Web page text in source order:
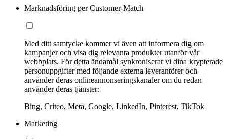
Marknadsföring per Customer-Match
Med ditt samtycke kommer vi även att informera dig om
kampanjer och visa dig relevanta produkter utanför vår
webbplats. För detta ändamål synkroniserar vi dina krypterade
personuppgifter med följande externa leverantörer och
använder deras onlineannonseringskanaler om du redan
använder deras tjänster:
Bing, Criteo, Meta, Google, LinkedIn, Pinterest, TikTok
Marketing